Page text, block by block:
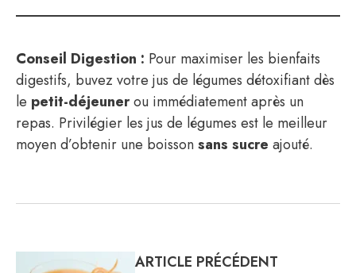
Conseil Digestion : Pour maximiser les bienfaits
digestifs, buvez votre jus de légumes détoxifiant dès
le petit-déjeunerou immédiatement après un
repas. Privilégier les jus de légumes est le meilleur
moyen d’obtenir une boissonsans sucre ajouté.
ARTICLE PRÉCÉDENT